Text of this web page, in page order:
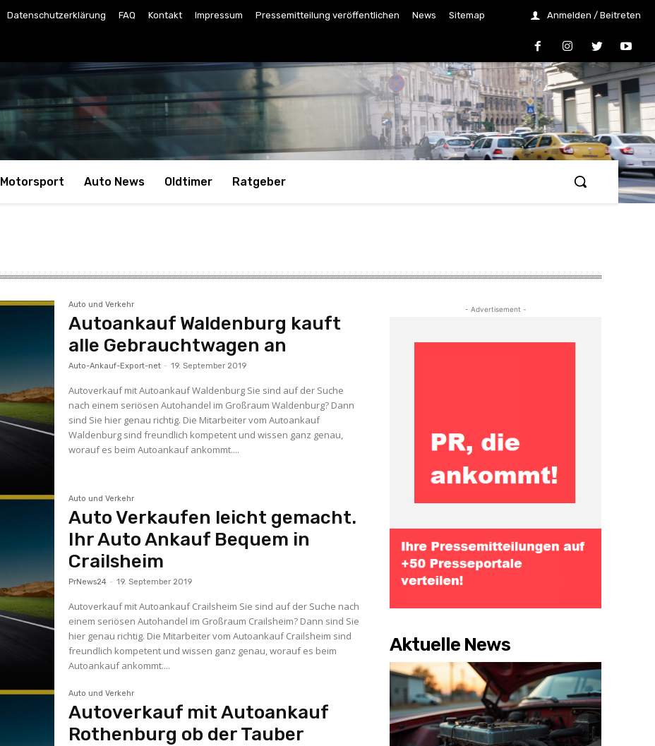
Datenschutzerklärung FAQ Kontakt Impressum Pressemitteilung veröffentlichen News Sitemap Anmelden / Beitreten
Motorsport Auto News Oldtimer Ratgeber
Auto und Verkehr
Autoankauf Waldenburg kauft
alle Gebrauchtwagen an
Auto-Ankauf-Export-net - 19. September 2019
Autoverkauf mit Autoankauf Waldenburg Sie sind auf der Suche
nach einem seriösen Autohandel im Großraum Waldenburg? Dann
sind Sie hier genau richtig. Die Mitarbeiter vom Autoankauf
Waldenburg sind freundlich kompetent und wissen ganz genau,
worauf es beim Autoankauf ankommt....
Auto und Verkehr
Auto Verkaufen leicht gemacht.
Ihr Auto Ankauf Bequem in
Crailsheim
PrNews24 - 19. September 2019
Autoverkauf mit Autoankauf Crailsheim Sie sind auf der Suche nach
einem seriösen Autohandel im Großraum Crailsheim? Dann sind Sie
hier genau richtig. Die Mitarbeiter vom Autoankauf Crailsheim sind
freundlich kompetent und wissen ganz genau, worauf es beim
Autoankauf ankommt....
Auto und Verkehr
Autoverkauf mit Autoankauf
Rothenburg ob der Tauber
- Advertisement -
Aktuelle News